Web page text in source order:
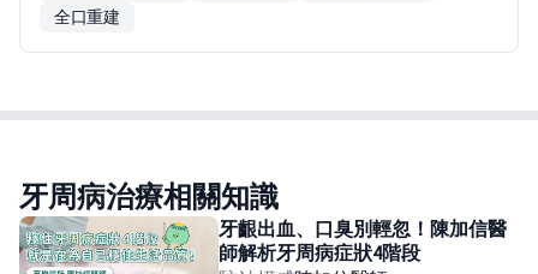
全口重建
牙周病治療相關知識
牙齦出血、口臭別輕忽！陳加信醫
師解析牙周病症狀4階段